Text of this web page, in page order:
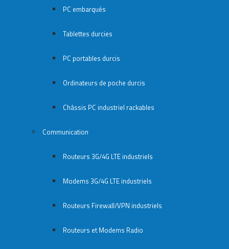
PC embarqués
Tablettes durcies
PC portables durcis
Ordinateurs de poche durcis
Châssis PC industriel rackables​
Communication
Routeurs 3G/4G LTE industriels
Modems 3G/4G LTE industriels
Routeurs Firewall/VPN industriels
Routeurs et Modems Radio